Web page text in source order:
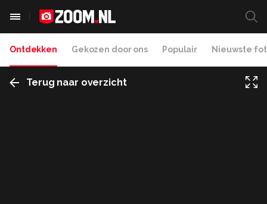
Ontdekken Gekozen door ons Populair Nieuwste
Terug naar overzicht